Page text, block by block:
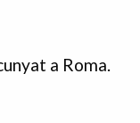
a Roma.